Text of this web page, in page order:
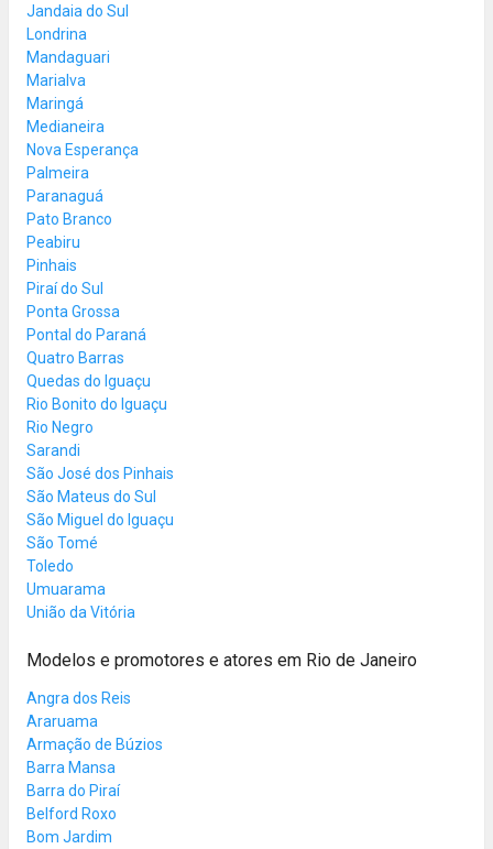
Jandaia do Sul
Londrina
Mandaguari
Marialva
Maringá
Medianeira
Nova Esperança
Palmeira
Paranaguá
Pato Branco
Peabiru
Pinhais
Piraí do Sul
Ponta Grossa
Pontal do Paraná
Quatro Barras
Quedas do Iguaçu
Rio Bonito do Iguaçu
Rio Negro
Sarandi
São José dos Pinhais
São Mateus do Sul
São Miguel do Iguaçu
São Tomé
Toledo
Umuarama
União da Vitória
Modelos e promotores e atores em Rio de Janeiro
Angra dos Reis
Araruama
Armação de Búzios
Barra Mansa
Barra do Piraí
Belford Roxo
Bom Jardim